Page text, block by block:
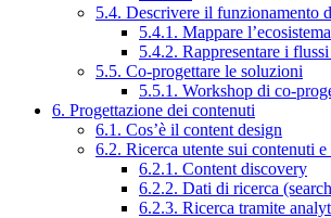
5.4. Descrivere il funzionamento
5.4.1. Mappare l’ecosistema
5.4.2. Rappresentare i
5.5. Co-progettare le soluzioni
5.5.1. Workshop di co-
6. Progettazione dei contenuti
6.1. Cos’è il content design
6.2. Ricerca utente sui contenuti
6.2.1. Content discovery
6.2.2. Dati di ricerca
6.2.3. Ricerca tramite